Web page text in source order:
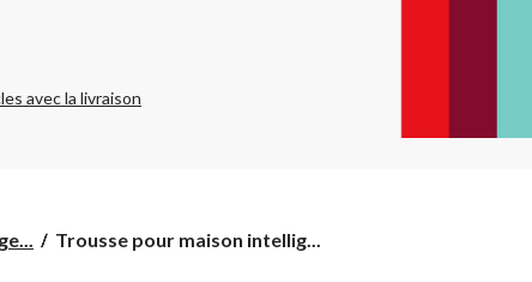
avec la livraison
Trousse
Trousse pour maison intellig...